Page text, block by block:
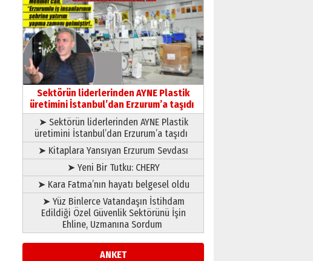
Kenan GÜLERCİ
Murat Şahsuvaroğlu ERKON’da
çıtayı yukarı taşırken,
yönetimdekiler aşağı
çekmemeli!
17 Şubat 2026 SalıOrhan BOZKURT
Bir fotoğraf, bir şehir, bir
gazeteci… Dizginler kimin
elinde?
31 Mart 2026 Salı
A. Berhan Yılmaz
BİR BÖLÜM DEĞİL, BİR ÖMÜR
SEÇİYORSUNUZ… “NEDEN
ATATÜRK ÜNİVERSİTESİ?”
28 Temmuz 2026 Salı
Ahmet Gökhan YAZICI
Ahmed Yesevi’den bir
Alperen… ”Reisimiz” idi…
Hakka yürüdü.!
26 Mart 2026 Perşembe
Ardında bıraktığı hatıralarıyla
Sektörün liderlerinden AYNE Plastik
üretimini İstanbul’dan Erzurum’a taşıdı
➤ Sektörün liderlerinden AYNE Plastik
üretimini İstanbul’dan Erzurum’a taşıdı
➤ Kitaplara Yansıyan Erzurum Sevdası
➤ Yeni Bir Tutku: CHERY
➤ Kara Fatma’nın hayatı belgesel oldu
➤ Yüz Binlerce Vatandaşın İstihdam
Edildiği Özel Güvenlik Sektörünü İşin
Ehline, Uzmanına Sordum
ANKET